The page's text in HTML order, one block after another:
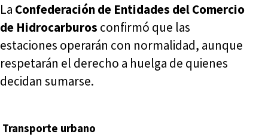
La Confederación de Entidades del Comercio
de Hidrocarburos confirmó que las
estaciones operarán con normalidad, aunque
respetarán el derecho a huelga de quienes
decidan sumarse.
Transporte urbano